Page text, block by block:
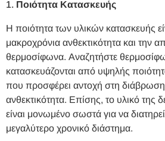
1. Ποιότητα Κατασκευής
Η ποιότητα των υλικών κατασκευής
μακροχρόνια ανθεκτικότητα και την
θερμοσίφωνα. Αναζητήστε
κατασκευάζονται από υψηλής
που προσφέρει αντοχή στη διάβρωση
ανθεκτικότητα. Επίσης, το υλικό της
είναι μονωμένο σωστά για να
μεγαλύτερο χρονικό διάστημα.